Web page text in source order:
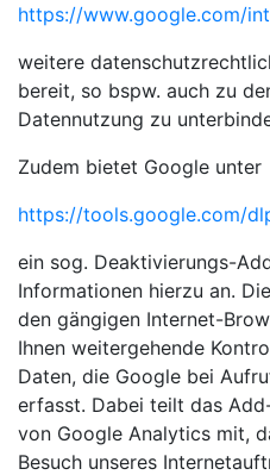
https://www.google.com/
weitere
bereit, so bspw. auch zu
Datennutzung zu
Zudem bietet Google unter
https://tools.google.com/
ein sog. Deaktivierungs-
Informationen hierzu an.
den gängigen Internet-
Ihnen weitergehende
Daten, die Google bei
erfasst. Dabei teilt das
von Google Analytics mit,
Besuch unseres